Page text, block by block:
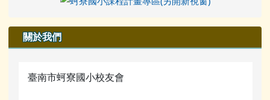
關於我們
臺南市蚵寮國小校友會